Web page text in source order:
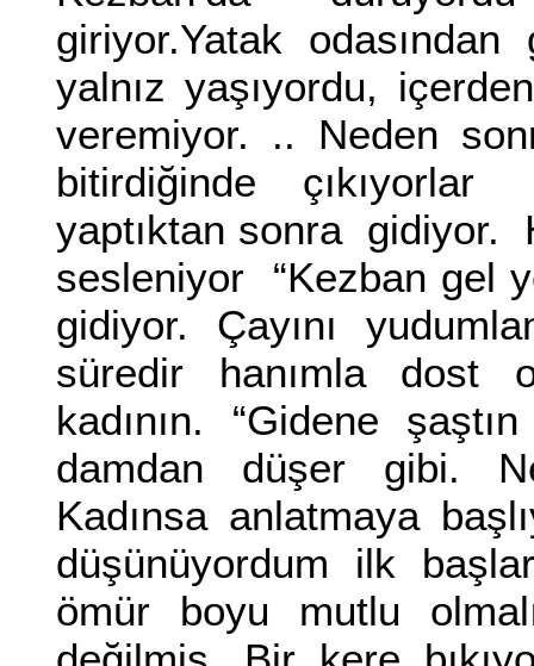
giriyor.Yatak
yalnız yaşıyordu,
veremiyor. .. Neden
bitirdiğinde
yaptıktan sonra gidiyor.
sesleniyor “Kezban gel
gidiyor. Çayını
süredir hanımla dost
kadının. “Gidene
damdan düşer gibi.
Kadınsa anlatmaya
düşünüyordum ilk
ömür boyu mutlu